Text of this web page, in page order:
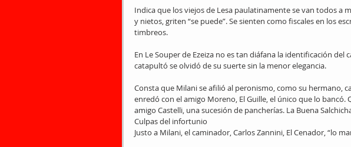
Indica que los viejos de Lesa paulatinamente se van todos a
y nietos, griten “se puede”. Se sienten como fiscales en los
timbreos.
En Le Souper de Ezeiza no es tan diáfana la identificación del
catapultó se olvidó de su suerte sin la menor elegancia.
Consta que Milani se afilió al peronismo, como su hermano,
enredó con el amigo Moreno, El Guille, el único que lo
amigo Castelli, una sucesión de pancherías. La Buena
Culpas del infortunio
Justo a Milani, el caminador, Carlos Zannini, El Cenador, “lo